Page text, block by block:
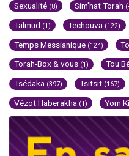
Sexualité (8) Sim'hat Torah
Talmud (1) Techouva (122)
Temps Messianique (124)
Torah-Box & vous (1) Tou
Tsédaka (397) Tsitsit (167)
Vézot Haberakha (1) Yom